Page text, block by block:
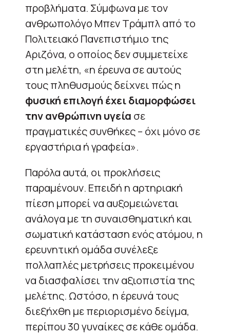
προβλήματα. Σύμφωνα με τον
ανθρωπολόγο Μπεν Τράμπλ από το
Πολιτειακό Πανεπιστήμιο της
Αριζόνα, ο οποίος δεν συμμετείχε
στη μελέτη, «η έρευνα σε αυτούς
τους πληθυσμούς δείχνει πώς η
φυσική επιλογή έχει διαμορφώσει
την ανθρώπινη υγεία σε
πραγματικές συνθήκες – όχι μόνο σε
εργαστήρια ή γραφεία».
Παρόλα αυτά, οι προκλήσεις
παραμένουν. Επειδή η αρτηριακή
πίεση μπορεί να αυξομειώνεται
ανάλογα με τη συναισθηματική και
σωματική κατάσταση ενός ατόμου, η
ερευνητική ομάδα συνέλεξε
πολλαπλές μετρήσεις προκειμένου
να διασφαλίσει την αξιοπιστία της
μελέτης. Ωστόσο, η έρευνά τους
διεξήχθη με περιορισμένο δείγμα,
περίπου 30 γυναίκες σε κάθε ομάδα.